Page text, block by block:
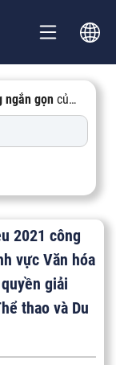
ngắn gọn của
2021 công
vực Văn hóa
giải
thao và Du